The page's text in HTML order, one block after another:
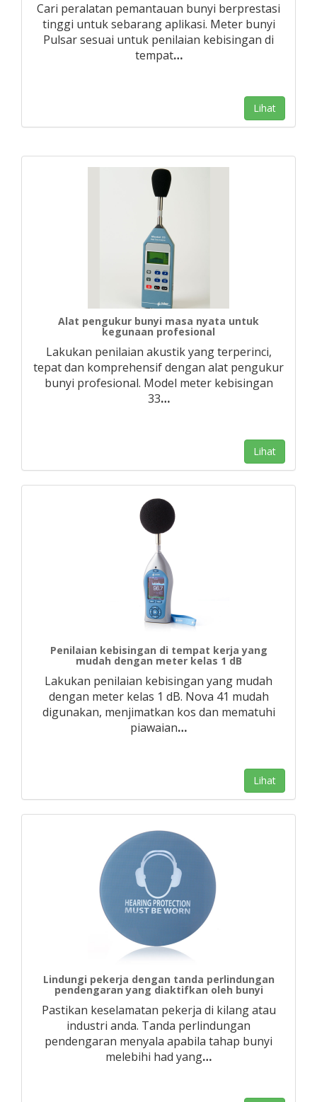
Cari peralatan pemantauan bunyi berprestasi
tinggi untuk sebarang aplikasi. Meter bunyi
Pulsar sesuai untuk penilaian kebisingan di
tempat…
Lihat
Alat pengukur bunyi masa nyata untuk
kegunaan profesional
Lakukan penilaian akustik yang terperinci,
tepat dan komprehensif dengan alat pengukur
bunyi profesional. Model meter kebisingan
33…
Lihat
Penilaian kebisingan di tempat kerja yang
mudah dengan meter kelas 1 dB
Lakukan penilaian kebisingan yang mudah
dengan meter kelas 1 dB. Nova 41 mudah
digunakan, menjimatkan kos dan mematuhi
piawaian…
Lihat
Lindungi pekerja dengan tanda perlindungan
pendengaran yang diaktifkan oleh bunyi
Pastikan keselamatan pekerja di kilang atau
industri anda. Tanda perlindungan
pendengaran menyala apabila tahap bunyi
melebihi had yang…